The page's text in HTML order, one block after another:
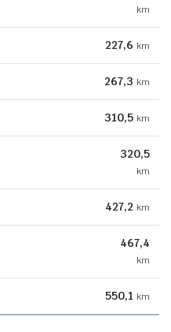
km
227,6 km
267,3 km
310,5 km
320,5
km
427,2 km
467,4
km
550,1 km